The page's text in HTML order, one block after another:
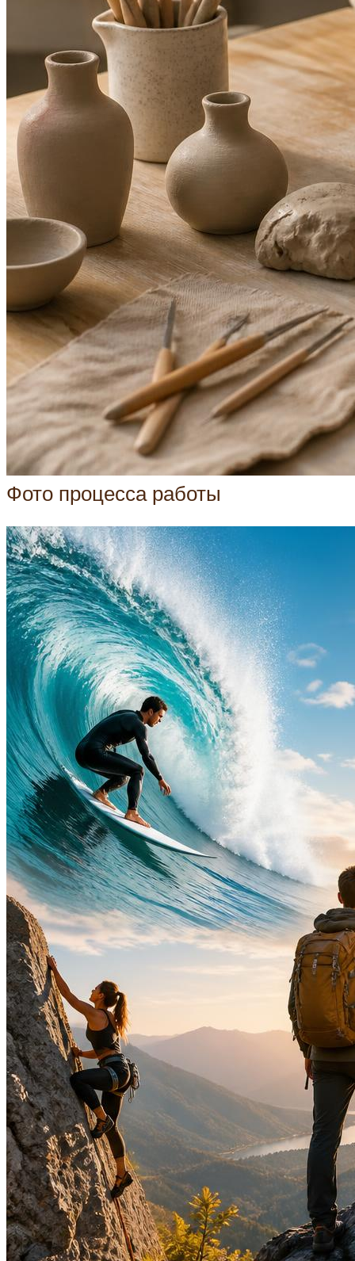
Фото процесса работы